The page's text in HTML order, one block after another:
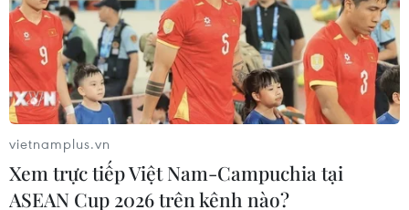
vietnamplus.vn
Xem trực tiếp Việt Nam-Campuchia tại
ASEAN Cup 2026 trên kênh nào?